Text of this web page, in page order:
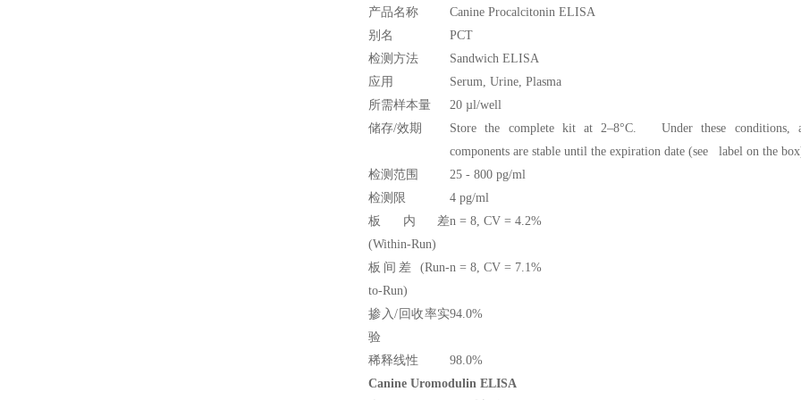
产品名称
Canine Procalcitonin ELISA
别名
PCT
检测方法
Sandwich ELISA
应用
Serum, Urine, Plasma
所需样本量
20 µl/well
储存/效期
Store the complete kit at 2–8°C. Under these conditions,
components are stable until the expiration date (see label on the
检测范围
25 - 800 pg/ml
检测限
4 pg/ml
板内差
(Within-Run)
n = 8, CV = 4.2%
板间差 (Run-
to-Run)
n = 8, CV = 7.1%
掺入/回收率实
验
94.0%
稀释线性
98.0%
Canine Uromodulin ELISA